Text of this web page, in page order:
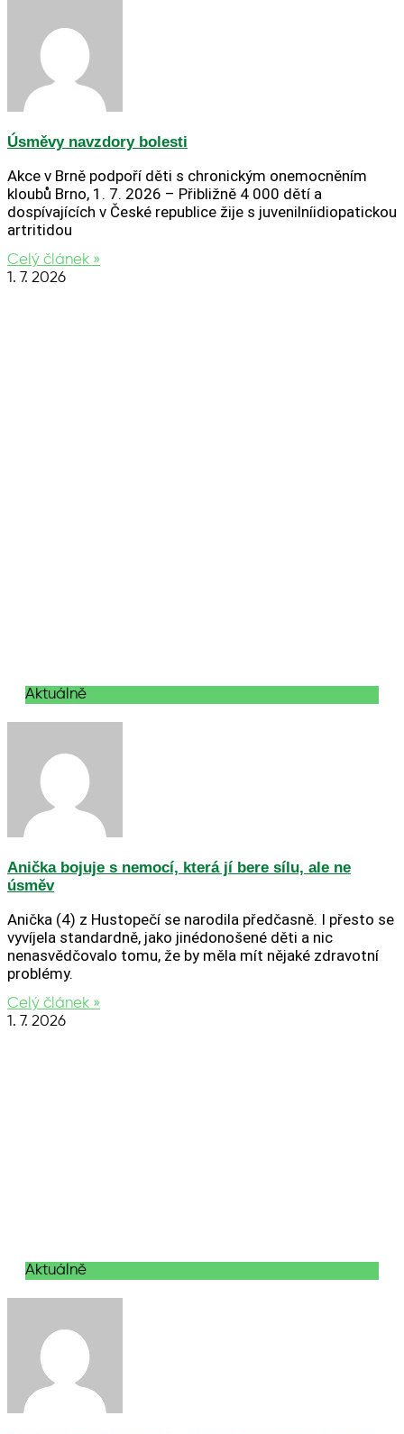
Úsměvy navzdory bolesti
Akce v Brně podpoří děti s chronickým onemocněním
kloubů Brno, 1. 7. 2026 – Přibližně 4 000 dětí a
dospívajících v České republice žije s juvenilníidiopatickou
artritidou
Celý článek »
1. 7. 2026
Aktuálně
Anička bojuje s nemocí, která jí bere sílu, ale ne
úsměv
Anička (4) z Hustopečí se narodila předčasně. I přesto se
vyvíjela standardně, jako jinédonošené děti a nic
nenasvědčovalo tomu, že by měla mít nějaké zdravotní
problémy.
Celý článek »
1. 7. 2026
Aktuálně